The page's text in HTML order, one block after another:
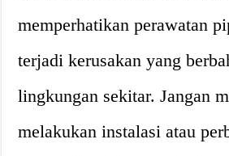
memperhatikan perawatan
terjadi kerusakan yang
lingkungan sekitar. Jangan
melakukan instalasi atau